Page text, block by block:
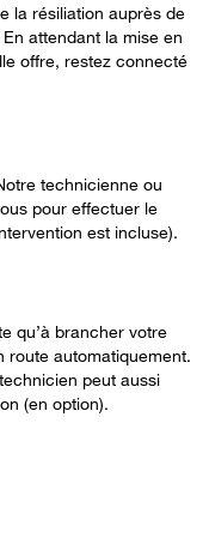
la résiliation auprès de
attendant la mise en
offre, restez connecté
technicienne ou
pour effectuer le
est incluse).
qu’à brancher votre
route automatiquement.
peut aussi
(en option).